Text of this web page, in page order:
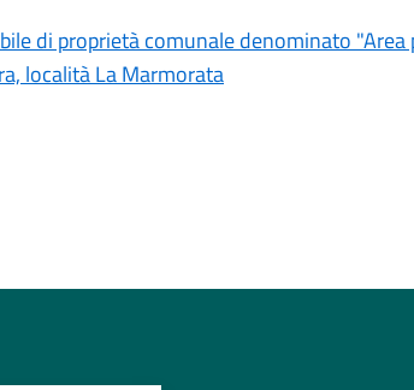
di proprietà comunale denominato "Area
località La Marmorata